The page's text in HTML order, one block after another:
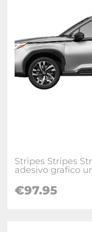
Stripes Stripes
adesivo grafico
€97.95